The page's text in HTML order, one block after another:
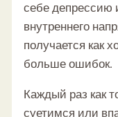
себе депрессию
внутреннего
получается как
больше ошибок.
Каждый раз как
суетимся или